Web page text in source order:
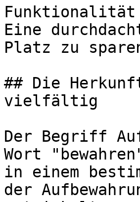
Funktionalität
Eine
Platz zu
## Die
vielfältig
Der Begriff
Wort
in einem
der